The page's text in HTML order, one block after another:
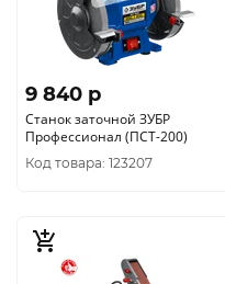
9 840 p
Станок заточной ЗУБР
Профессионал (ПСТ-200)
Код товара: 123207